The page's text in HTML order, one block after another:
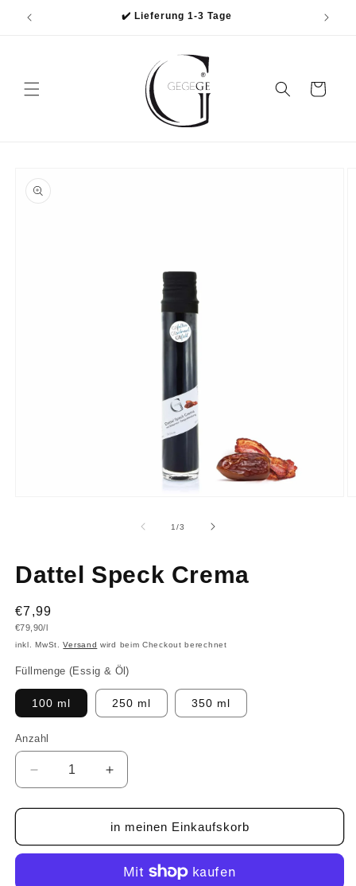
zum
✔️ Lieferung 1-3 Tage
Warenkorb
1/von
3
Dattel Speck Crema
Normaler
Preis
€7,99
Grundpreis
€79,90/l
inkl. MwSt.Versand wird beim Checkout berechnet
Füllmenge (Essig & Öl)
100 ml 250 ml 350 ml
Anzahl
Anzahl
Verringere
die
Menge
Dattel
Erhöhe
die
Menge
für
Dattel
Crema
in meinen Einkaufskorb